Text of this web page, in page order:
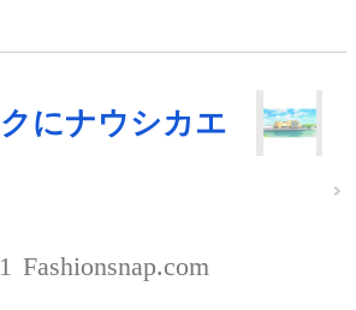
にナウシカエ
Fashionsnap.com